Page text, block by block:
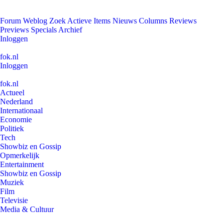
Forum Weblog Zoek Actieve Items Nieuws Columns Reviews
Previews Specials Archief
Inloggen
fok.nl
Inloggen
fok.nl
Actueel
Nederland
Internationaal
Economie
Politiek
Tech
Showbiz en Gossip
Opmerkelijk
Entertainment
Showbiz en Gossip
Muziek
Film
Televisie
Media & Cultuur